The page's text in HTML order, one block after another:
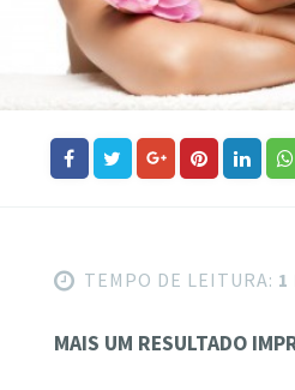
TEMPO DE LEITURA: 1
MAIS UM RESULTADO